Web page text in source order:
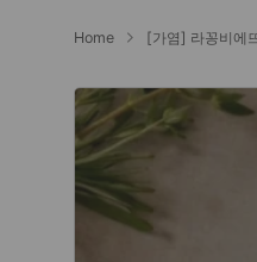
Home [가염] 라꽁비에